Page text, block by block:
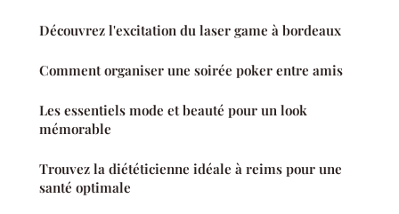
Découvrez l'excitation du laser game à bordeaux
Comment organiser une soirée poker entre amis
Les essentiels mode et beauté pour un look
mémorable
Trouvez la diététicienne idéale à reims pour une
santé optimale